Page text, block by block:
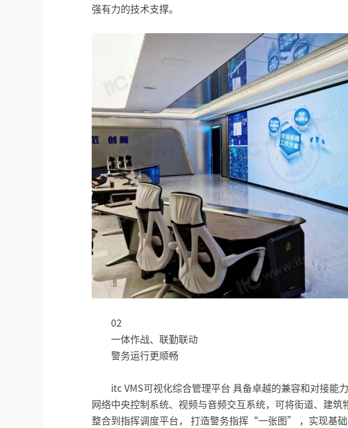
强有力的技术支撑。
02
一体作战、联勤联动
警务运行更顺畅
itc VMS可视化综合管理平台 具备卓越的兼容和对接能
网络中央控制系统、视频与音频交互系统，可将街道、建
整合到指挥调度平台， 打造警务指挥“一张图” ，实现基